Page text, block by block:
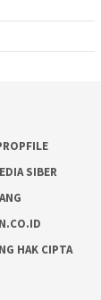
SIBER
HAK CIPTA